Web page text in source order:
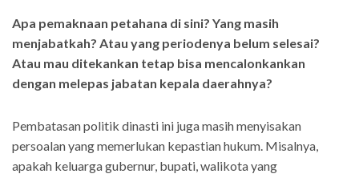
Apa pemaknaan petahana di sini? Yang masih
menjabatkah? Atau yang periodenya belum selesai?
Atau mau ditekankan tetap bisa mencalonkankan
dengan melepas jabatan kepala daerahnya?
Pembatasan politik dinasti ini juga masih menyisakan
persoalan yang memerlukan kepastian hukum. Misalnya,
apakah keluarga gubernur, bupati, walikota yang